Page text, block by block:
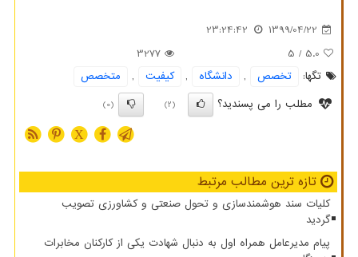
1399/04/22
23:24:42
5.0
/ 5
3277
تگها:
تخصص , دانشگاه , كیفیت ,
متخصص
مطلب را می پسندید؟
(2)
(0)
X
تازه ترین مطالب مرتبط
کلیات سند هوشمندسازی و تحول صنعتی و کشاورزی تصویب
گردید
پیام مدیرعامل همراه اول به دنبال شهادت یکی از کارکنان مخابرات